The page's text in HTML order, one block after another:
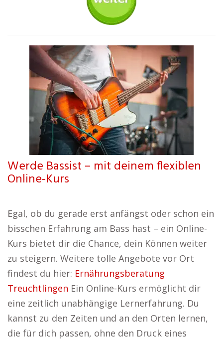
Werde Bassist – mit deinem flexiblen
Online-Kurs
Egal, ob du gerade erst anfängst oder schon ein
bisschen Erfahrung am Bass hast – ein Online-
Kurs bietet dir die Chance, dein Können weiter
zu steigern. Weitere tolle Angebote vor Ort
findest du hier: Ernährungsberatung
Treuchtlingen Ein Online-Kurs ermöglicht dir
eine zeitlich unabhängige Lernerfahrung. Du
kannst zu den Zeiten und an den Orten lernen,
die für dich passen, ohne den Druck eines